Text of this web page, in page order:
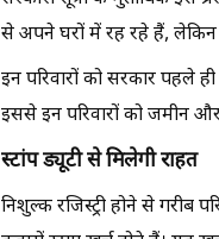
से अपने घरों में रह रहे हैं, लेकिन
इन परिवारों को सरकार पहले ही
इससे इन परिवारों को जमीन
स्टांप ड्यूटी से मिलेगी राहत
निशुल्क रजिस्ट्री होने से गरीब